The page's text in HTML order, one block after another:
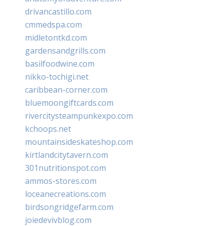
drivancastillo.com
cmmedspa.com
midletontkd.com
gardensandgrills.com
basilfoodwine.com
nikko-tochigi.net
caribbean-corner.com
bluemoongiftcards.com
rivercitysteampunkexpo.com
kchoops.net
mountainsideskateshop.com
kirtlandcitytavern.com
301nutritionspot.com
ammos-stores.com
loceanecreations.com
birdsongridgefarm.com
joiedevivblog.com